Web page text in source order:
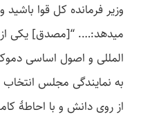
وزیر فرمانده کل قوا باشید
المللی و اصول اساسی
به نمایندگی مجلس
از روی دانش و با احاطۀ